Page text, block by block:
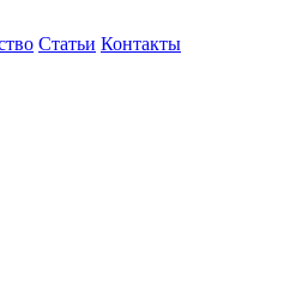
Статьи Контакты